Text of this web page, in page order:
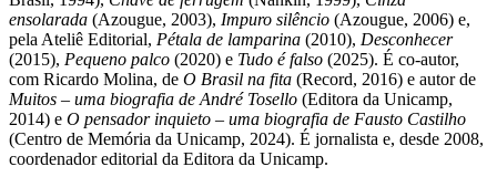
ensolarada (Azougue, 2003), Impuro silêncio (Azougue, 2006) e,
pela Ateliê Editorial, Pétala de lamparina (2010), Desconhecer
(2015), Pequeno palco (2020) e Tudo é falso (2025). É co-autor,
com Ricardo Molina, de O Brasil na fita (Record, 2016) e autor de
Muitos – uma biografia de André Tosello (Editora da Unicamp,
2014) e O pensador inquieto – uma biografia de Fausto Castilho
(Centro de Memória da Unicamp, 2024). É jornalista e, desde 2008,
coordenador editorial da Editora da Unicamp.